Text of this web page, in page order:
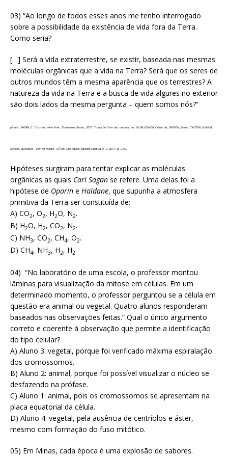
03) “Ao longo de todos esses anos me tenho interrogado
sobre a possibilidade da existência de vida fora da Terra.
Como seria?
[…] Será a vida extraterrestre, se existir, baseada nas mesmas
moléculas orgânicas que a vida na Terra? Será que os seres de
outros mundos têm a mesma aparência que os terrestres? A
natureza da vida na Terra e a busca de vida algures no exterior
são dois lados da mesma pergunta – quem somos nós?”
(Fonte: SAGAN, C. Cosmos. New York: Ballantine Books, 2013. Tradução livre dos autores. In: SILVA JÚNIOR, César da; SASSON, Sezar; CALDINI JÚNIOR,
Nelson. Biologia – Ensino Médio. 12ª.ed. São Paulo: Editora Saraiva, v. 1, 2017. p. 273.)
Hipóteses surgiram para tentar explicar as moléculas
orgânicas as quais Carl Sagan se refere. Uma delas foi a
hipótese de Oparin e Haldane, que supunha a atmosfera
primitiva da Terra ser constituída de:
A) CO2, O2, H2O, N2.
B) H2O, H2, CO2, N2.
C) NH3, CO2, CH4, O2.
D) CH4, NH3, H2, H2
04) “No laboratório de uma escola, o professor montou
lâminas para visualização da mitose em células. Em um
determinado momento, o professor perguntou se a célula em
questão era animal ou vegetal. Quatro alunos responderam
baseados nas observações feitas.” Qual o único argumento
correto e coerente à observação que permite a identificação
do tipo celular?
A) Aluno 3: vegetal, porque foi verificado máxima espiralação
dos cromossomos.
B) Aluno 2: animal, porque foi possível visualizar o núcleo se
desfazendo na prófase.
C) Aluno 1: animal, pois os cromossomos se apresentam na
placa equatorial da célula.
D) Aluno 4: vegetal, pela ausência de centríolos e áster,
mesmo com formação do fuso mitótico.
05) Em Minas, cada época é uma explosão de sabores.